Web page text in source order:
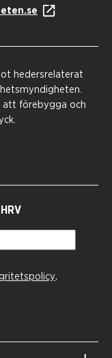
hedersrelaterat
att förebygga och
.